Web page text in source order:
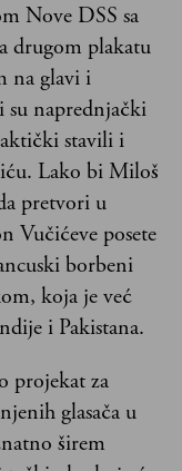
Nove DSS sa
drugom plakatu
na glavi i
su naprednjački
stavili i
Lako bi Miloš
pretvori u
Vučićeve posete
borbeni
koja je već
i Pakistana.
projekat za
glasača u
širem